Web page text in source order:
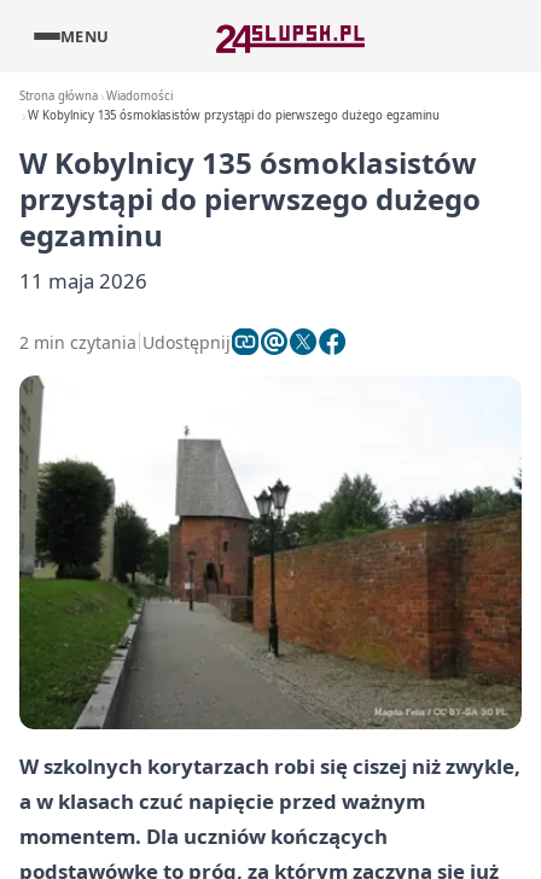
MENU
Strona główna Wiadomości
W Kobylnicy 135 ósmoklasistów przystąpi do pierwszego dużego egzaminu
W Kobylnicy 135 ósmoklasistów
przystąpi do pierwszego dużego
egzaminu
11 maja 2026
2 min czytania Udostępnij
W szkolnych korytarzach robi się ciszej niż zwykle,
a w klasach czuć napięcie przed ważnym
momentem. Dla uczniów kończących
podstawówkę to próg, za którym zaczyna się już